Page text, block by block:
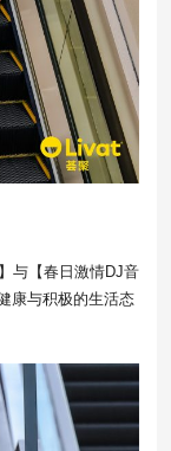
与【春日激情DJ音
康与积极的生活态